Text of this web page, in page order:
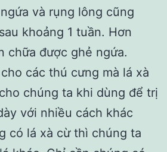
và rụng lông cũng
khoảng 1 tuần. Hơn
chữa được ghẻ ngứa.
các thú cưng mà lá xà
chúng ta khi dùng để trị
với nhiều cách khác
có lá xà cừ thì chúng ta